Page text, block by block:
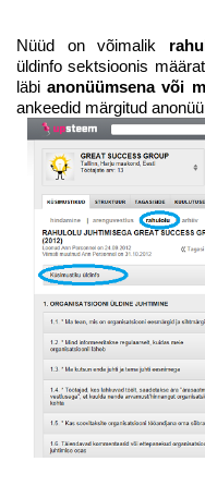
Nüüd on võimalik
üldinfo sektsioonis
läbianonüümsena või
ankeedid märgitud